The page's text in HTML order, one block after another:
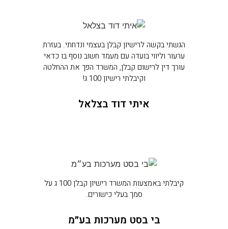
הגשתי בקשה לרישיון קבלן בעצמי ונדחתי. בעזרת
ערעור וליווי בועדה עם מעמד חשוב נוסף בו כדאי
עורך דין לרישום קבלן, המשרד הפך את ההחלטה
וקיבלתי רישיון 100 ג!
איתי דוד בצלאל
קיבלתי באמצעות המשרד רישיון קבלן 100 ג על
סמך בעלי כישורים.
בי בסט מערכות בע״מ